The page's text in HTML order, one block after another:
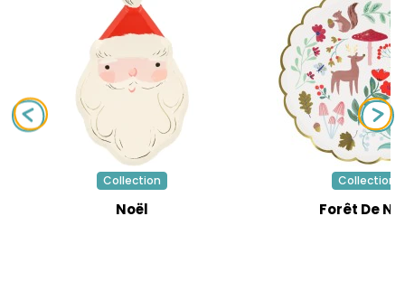
Collection
Noël
Collection
Forêt De